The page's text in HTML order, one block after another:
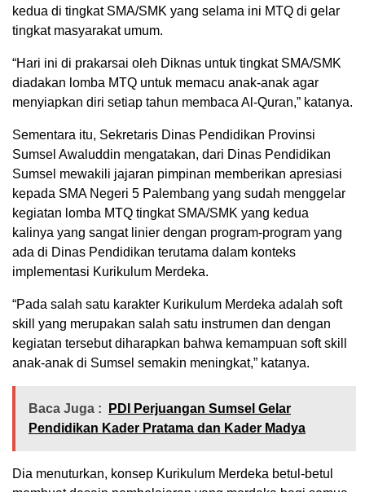
kedua di tingkat SMA/SMK yang selama ini MTQ di gelar
tingkat masyarakat umum.
“Hari ini di prakarsai oleh Diknas untuk tingkat SMA/SMK
diadakan lomba MTQ untuk memacu anak-anak agar
menyiapkan diri setiap tahun membaca Al-Quran,” katanya.
Sementara itu, Sekretaris Dinas Pendidikan Provinsi
Sumsel Awaluddin mengatakan, dari Dinas Pendidikan
Sumsel mewakili jajaran pimpinan memberikan apresiasi
kepada SMA Negeri 5 Palembang yang sudah menggelar
kegiatan lomba MTQ tingkat SMA/SMK yang kedua
kalinya yang sangat linier dengan program-program yang
ada di Dinas Pendidikan terutama dalam konteks
implementasi Kurikulum Merdeka.
“Pada salah satu karakter Kurikulum Merdeka adalah soft
skill yang merupakan salah satu instrumen dan dengan
kegiatan tersebut diharapkan bahwa kemampuan soft skill
anak-anak di Sumsel semakin meningkat,” katanya.
Baca Juga :
PDI Perjuangan Sumsel Gelar
Pendidikan Kader Pratama dan Kader Madya
Dia menuturkan, konsep Kurikulum Merdeka betul-betul